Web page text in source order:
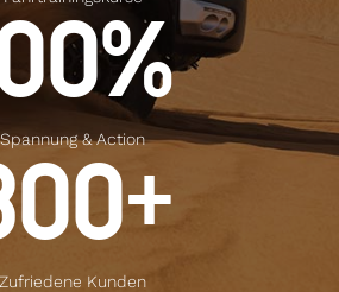
%
Spannung & Action+
Zufriedene Kunden